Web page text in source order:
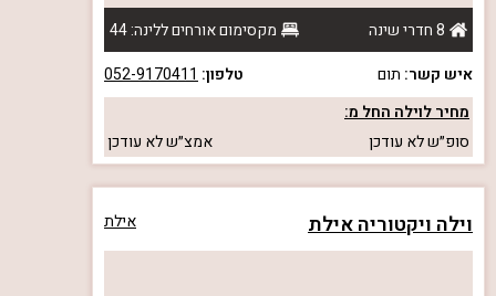
8 חדרי שינה
מקסימום אורחים ללינה: 44
איש קשר: תום טלפון: 052-9170411
מחיר לוילה החל מ:
סופ״שלא עודכן אמצ״שלא עודכן
וילה ויקטוריה אילת אילת